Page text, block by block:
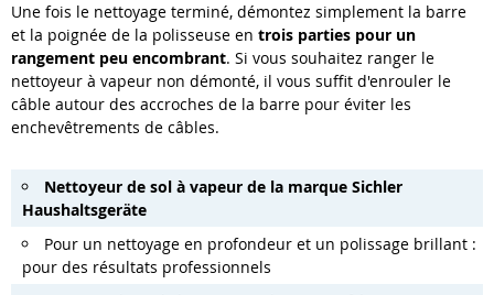
Une fois le nettoyage terminé, démontez simplement la barre
et la poignée de la polisseuse en trois parties pour un
rangement peu encombrant. Si vous souhaitez ranger le
nettoyeur à vapeur non démonté, il vous suffit d'enrouler le
câble autour des accroches de la barre pour éviter les
enchevêtrements de câbles.
Nettoyeur de sol à vapeur de la marque Sichler
Haushaltsgeräte
Pour un nettoyage en profondeur et un polissage brillant :
pour des résultats professionnels